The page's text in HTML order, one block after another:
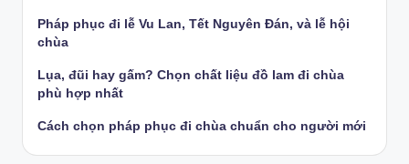
Pháp phục đi lễ Vu Lan, Tết Nguyên Đán, và lễ hội
chùa
Lụa, đũi hay gấm? Chọn chất liệu đồ lam đi chùa
phù hợp nhất
Cách chọn pháp phục đi chùa chuẩn cho người mới